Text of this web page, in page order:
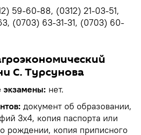
59-60-88, (0312) 21-03-51,
(0703) 63-31-31, (0703) 60-
С. Турсунова
экзамены: нет.
документ об образовании,
3х4, копия паспорта или
рождении, копия приписного